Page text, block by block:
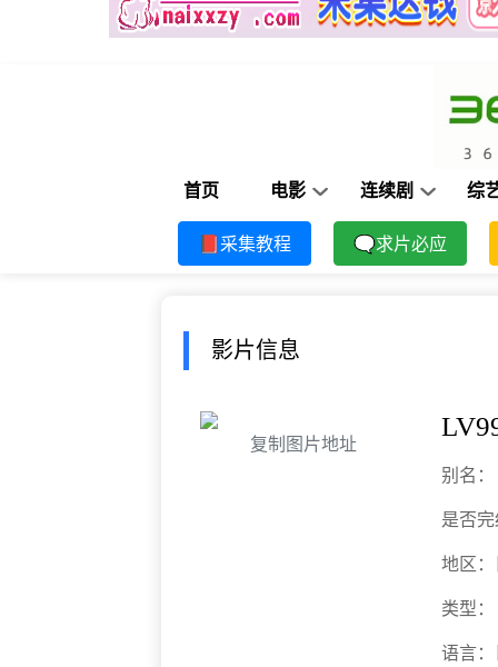
首页 电影 连续剧 综
📕采集教程 🗨求片必应
影片信息
复制图片地址
别名：
是否
地区：
类型：
语言：